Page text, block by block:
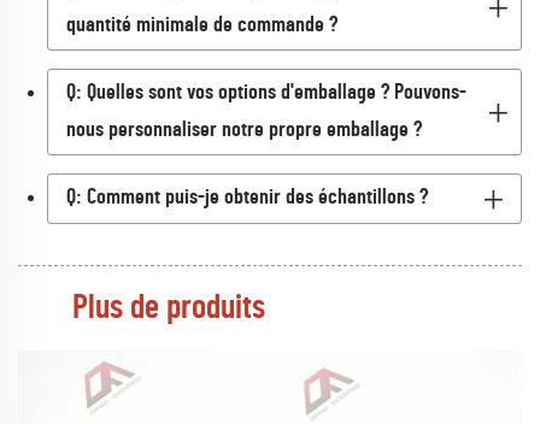
quantité minimale de commande ?
Q: Quelles sont vos options d'emballage ? Pouvons-
nous personnaliser notre propre emballage ?
Q: Comment puis-je obtenir des échantillons ?
Plus de produits